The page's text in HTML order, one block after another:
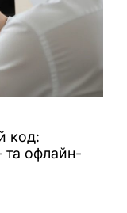
код:
та офлайн-